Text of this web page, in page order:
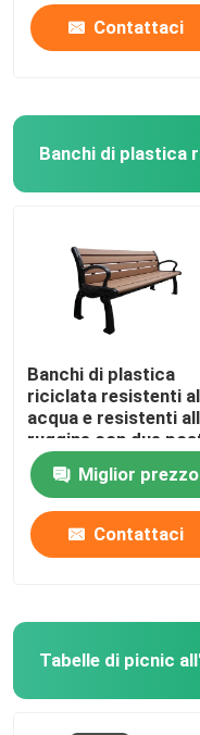
Contattaci
Banchi di plastica
Banchi di plastica
riciclata resistenti
acqua e resistenti
ruggine con due
Miglior prezzo
Contattaci
Tabelle di picnic